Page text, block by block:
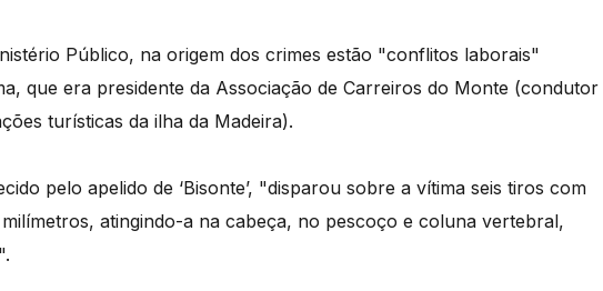
Público, na origem dos crimes estão "conflitos laborais"
que era presidente da Associação de Carreiros do Monte (condutor
turísticas da ilha da Madeira).
pelo apelido de ‘Bisonte’, "disparou sobre a vítima seis tiros com
atingindo-a na cabeça, no pescoço e coluna vertebral,